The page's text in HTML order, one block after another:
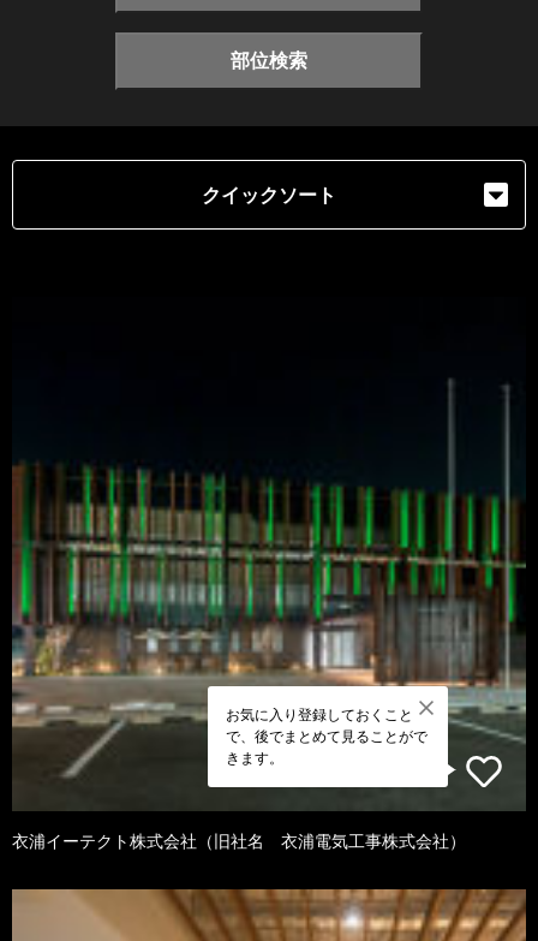
部位検索
クイックソート
お気に入り登録しておくこと
で、後でまとめて見ることがで
きます。
衣浦イーテクト株式会社（旧社名 衣浦電気工事株式会社）